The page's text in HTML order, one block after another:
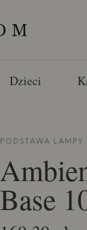
Dzieci
PODSTAWA LAMPY
Base